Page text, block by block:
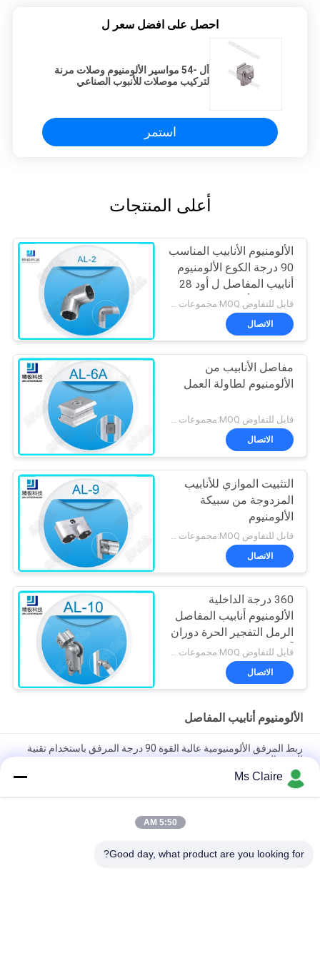
احصل على افضل سعر ل
أل -54 مواسير الألومنيوم وصلات مرنة
لتركيب موصلات للأنبوب الصناعي
استمر
أعلى المنتجات
الألومنيوم الأنابيب المناسب
90 درجة الكوع الألومنيوم
أنابيب المفاصل ل أود 28
ملليمتر الأنابيب
الاتصال
مفاصل الأنابيب من
الألومنيوم لطاولة العمل
قابل للتفاوض MOQ:مجموعات 500
الاتصال
التثبيت الموازي للأنابيب
المزدوجة من سبيكة
الألومنيوم
قابل للتفاوض MOQ:مجموعات 500
الاتصال
360 درجة الداخلية
الألومنيوم أنابيب المفاصل
الرمل التفجير الحرة دوران
آل-10
قابل للتفاوض MOQ:مجموعات 500
الاتصال
الألومنيوم أنابيب المفاصل
ربط المرفق الألومنيومية عالية القوة 90 درجة المرفق باستخدام تقنية
الصب الصب
لأنظمة الأنابيب العالية والحالات العمل الصناعية
90 درجة إمرأة حضرت أنابيب الألومنيوم المشتركة الصب الصب ذراع
Ms Claire
5:50 AM
Good day, what product are you looking for?